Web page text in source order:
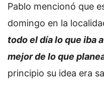
Pablo mencionó que
domingo en la
todo el día lo que iba
mejor de lo que
principio su idea era